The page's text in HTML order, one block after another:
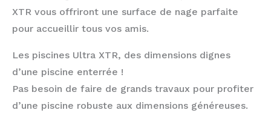
XTR vous offriront une surface de nage parfaite
pour accueillir tous vos amis.
Les piscines Ultra XTR, des dimensions dignes
d’une piscine enterrée !
Pas besoin de faire de grands travaux pour profiter
d’une piscine robuste aux dimensions généreuses.